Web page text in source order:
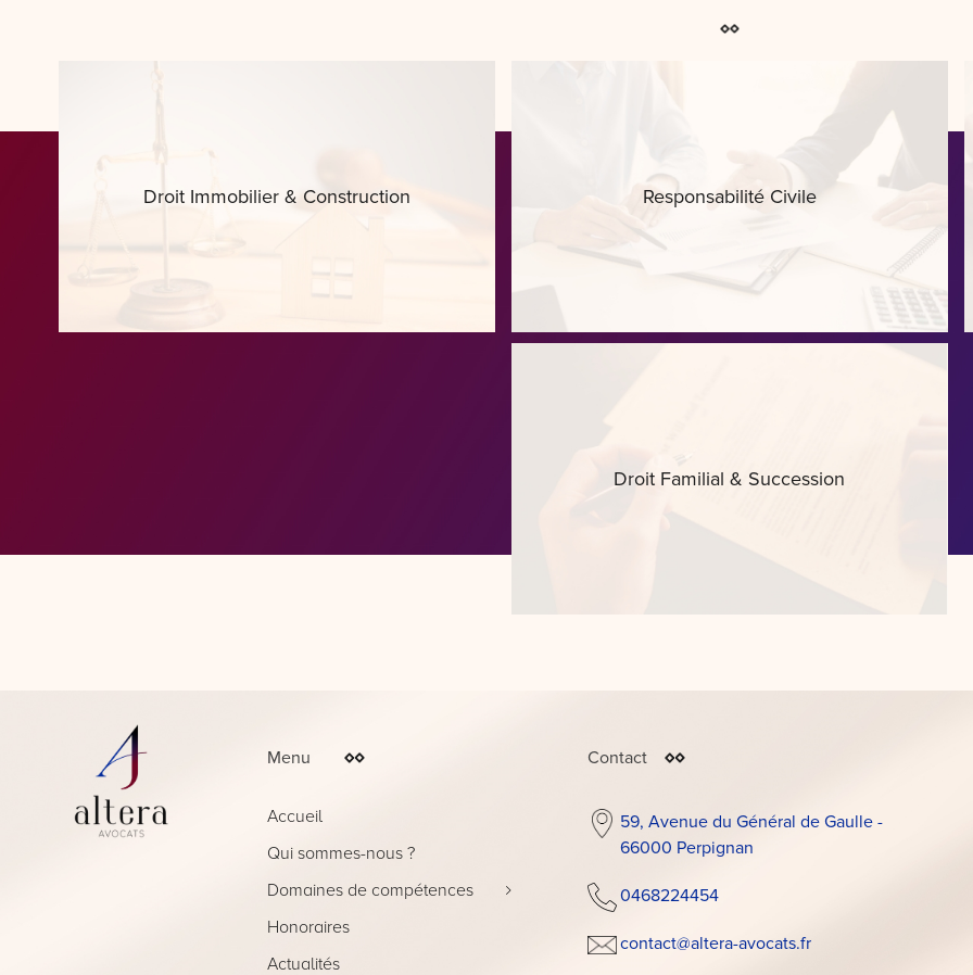
Droit Immobilier & Construction Responsabilité Civile
Droit Familial & Succession
Menu
Accueil
Qui sommes-nous ?
Domaines de compétences
Droit de la famille & des successions
Droit commercial
Honoraires
Actualités
Contact
59, Avenue du Général de Gaulle -
66000 Perpignan
0468224454
contact@altera-avocats.fr